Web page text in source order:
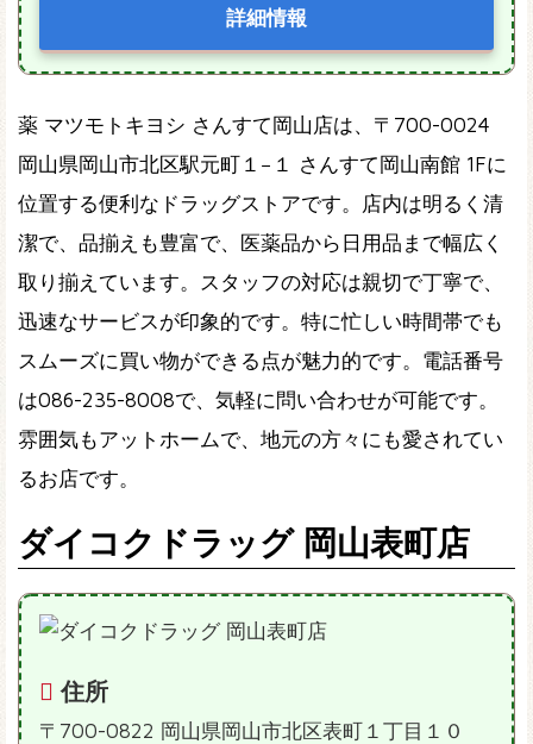
詳細情報
薬 マツモトキヨシ さんすて岡山店は、〒700-0024
岡山県岡山市北区駅元町１−１ さんすて岡山南館 1Fに
位置する便利なドラッグストアです。店内は明るく清
潔で、品揃えも豊富で、医薬品から日用品まで幅広く
取り揃えています。スタッフの対応は親切で丁寧で、
迅速なサービスが印象的です。特に忙しい時間帯でも
スムーズに買い物ができる点が魅力的です。電話番号
は086-235-8008で、気軽に問い合わせが可能です。
雰囲気もアットホームで、地元の方々にも愛されてい
るお店です。
ダイコクドラッグ 岡山表町店
住所
〒700-0822 岡山県岡山市北区表町１丁目１０